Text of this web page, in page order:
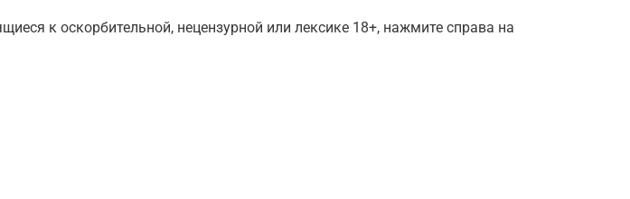
к оскорбительной, нецензурной или лексике 18+, нажмите справа на